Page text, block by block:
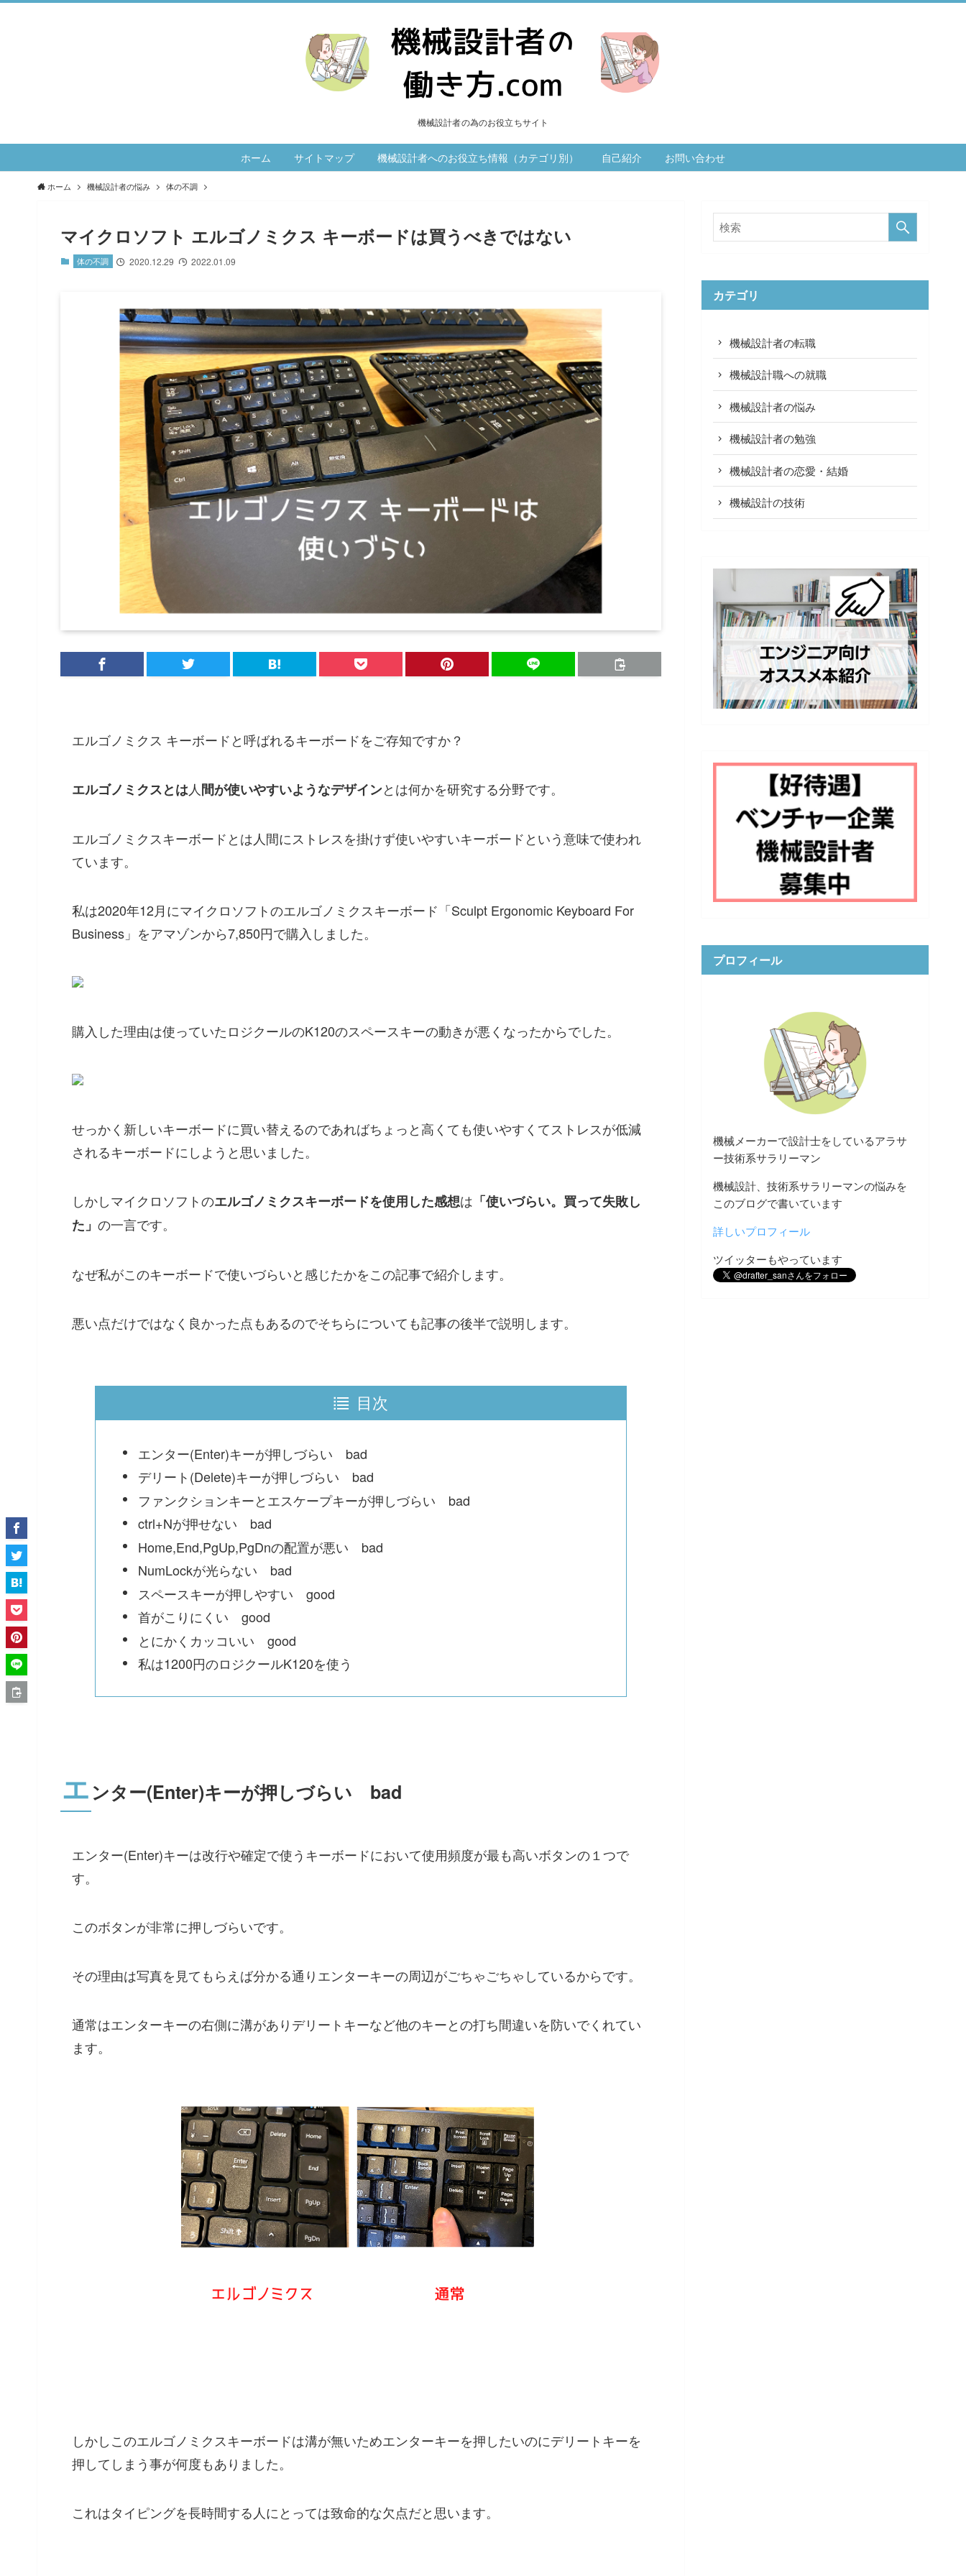
機械設計者の為のお役立ちサイト
ホーム サイトマップ 機械設計者へのお役立ち情報（カテゴリ別） 自己紹介 お問い合わせ
ホーム 機械設計者の悩み 体の不調
マイクロソフト エルゴノミクス キーボードは買うべきではない
体の不調 2020.12.29 2022.01.09
エルゴノミクス キーボードと呼ばれるキーボードをご存知ですか？
エルゴノミクスとは人間が使いやすいようなデザインとは何かを研究する分野です。
エルゴノミクスキーボードとは人間にストレスを掛けず使いやすいキーボードという意味で使われ
ています。
私は2020年12月にマイクロソフトのエルゴノミクスキーボード「Sculpt Ergonomic Keyboard For
Business」をアマゾンから7,850円で購入しました。
購入した理由は使っていたロジクールのK120のスペースキーの動きが悪くなったからでした。
せっかく新しいキーボードに買い替えるのであればちょっと高くても使いやすくてストレスが低減
されるキーボードにしようと思いました。
しかしマイクロソフトのエルゴノミクスキーボードを使用した感想は 「使いづらい。買って失敗し
た」 の一言です。
なぜ私がこのキーボードで使いづらいと感じたかをこの記事で紹介します。
悪い点だけではなく良かった点もあるのでそちらについても記事の後半で説明します。
目次
エンター(Enter)キーが押しづらい bad
デリート(Delete)キーが押しづらい bad
ファンクションキーとエスケープキーが押しづらい bad
ctrl+Nが押せない bad
Home,End,PgUp,PgDnの配置が悪い bad
NumLockが光らない bad
スペースキーが押しやすい good
首がこりにくい good
とにかくカッコいい good
私は1200円のロジクールK120を使う
エンター(Enter)キーが押しづらい bad
エンター(Enter)キーは改行や確定で使うキーボードにおいて使用頻度が最も高いボタンの１つで
す。
このボタンが非常に押しづらいです。
その理由は写真を見てもらえば分かる通りエンターキーの周辺がごちゃごちゃしているからです。
通常はエンターキーの右側に溝がありデリートキーなど他のキーとの打ち間違いを防いでくれてい
ます。
しかしこのエルゴノミクスキーボードは溝が無いためエンターキーを押したいのにデリートキーを
押してしまう事が何度もありました。
これはタイピングを長時間する人にとっては致命的な欠点だと思います。
カテゴリ
機械設計者の転職
機械設計職への就職
機械設計者の悩み
機械設計者の勉強
機械設計者の恋愛・結婚
機械設計の技術
プロフィール
機械メーカーで設計士をしているアラサ
ー技術系サラリーマン
機械設計、技術系サラリーマンの悩みを
このブログで書いています
詳しいプロフィール
ツイッターもやっています